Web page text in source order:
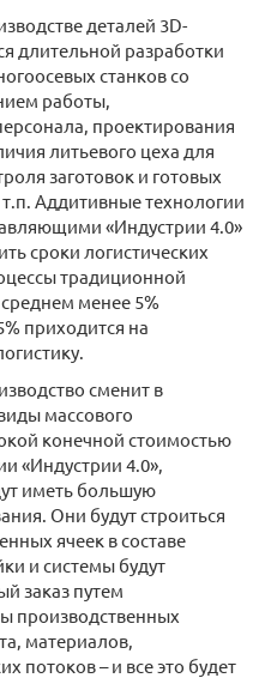
деталей 3D-
длительной разработки
станков со
работы,
проектирования
литьевого цеха для
заготовок и готовых
Аддитивные технологии
«Индустрии 4.0»
сроки логистических
традиционной
менее 5%
приходится на
сменит в
массового
конечной стоимостью
«Индустрии 4.0»,
иметь большую
Они будут строиться
ячеек в составе
и системы будут
заказ путем
производственных
материалов,
потоков – и все это будет